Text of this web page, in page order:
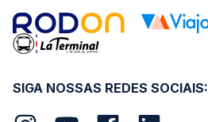
SIGA NOSSAS REDES SOCIAIS: